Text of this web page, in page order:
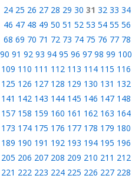
24 25 26 27 28 29 30 31 32 33 34
46 47 48 49 50 51 52 53 54 55 56
68 69 70 71 72 73 74 75 76 77 78
90 91 92 93 94 95 96 97 98 99 100
109 110 111 112 113 114 115 116
125 126 127 128 129 130 131 132
141 142 143 144 145 146 147 148
157 158 159 160 161 162 163 164
173 174 175 176 177 178 179 180
189 190 191 192 193 194 195 196
205 206 207 208 209 210 211 212
221 222 223 224 225 226 227 228